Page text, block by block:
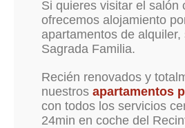
Si quieres visitar el salón
ofrecemos alojamiento
apartamentos de
Sagrada Familia.
Recién renovados y
nuestros apartamentos
con todos los servicios
24min en coche del